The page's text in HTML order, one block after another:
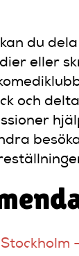
du
eller
och